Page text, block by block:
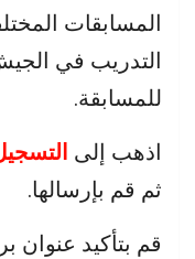
المسابقات
التدريب في
للمسابقة.
اذهب إلى
ثم قم بإرسالها.
قم بتأكيد عنوان